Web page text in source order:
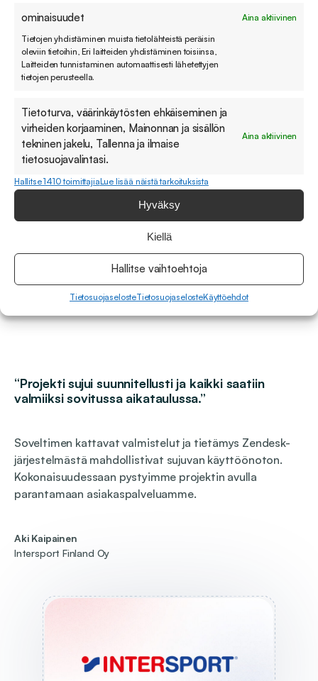
ominaisuudet
Aina aktiivinen
Tietojen yhdistäminen muista tietolähteistä peräisin
oleviin tietoihin, Eri laitteiden yhdistäminen toisiinsa,
Laitteiden tunnistaminen automaattisesti lähetettyjen
tietojen perusteella.
Tietoturva, väärinkäytösten ehkäiseminen ja
virheiden korjaaminen, Mainonnan ja sisällön
tekninen jakelu, Tallenna ja ilmaise
tietosuojavalintasi.
Aina aktiivinen
Hallitse 1410 toimittajiaLue lisää näistä tarkoituksista
Hyväksy
Kiellä
Hallitse vaihtoehtoja
TietosuojaselosteTietosuojaselosteKäyttöehdot
Zendesk oli tapahtumatuotannon alalla toimivan
ohjelmistoyritys Lyyti Oy:n tärkein asiakaspalvelun
työkalu 9 vuoden ajan. Zendeskiin oli keskitetty
sisäisiin tukipyyntöihin.
Järjestelmä valikoitui Lyytille ratkaisuksi
yhteistyössä Soveltimen kanssa vuonna 2017.
“Projekti sujui suunnitellusti ja kaikki saatiin
valmiiksi sovitussa aikataulussa.”
Soveltimen kattavat valmistelut ja tietämys Zendesk-
järjestelmästä mahdollistivat sujuvan käyttöönoton.
Kokonaisuudessaan pystyimme projektin avulla
parantamaan asiakaspalveluamme.
Aki Kaipainen
Intersport Finland Oy